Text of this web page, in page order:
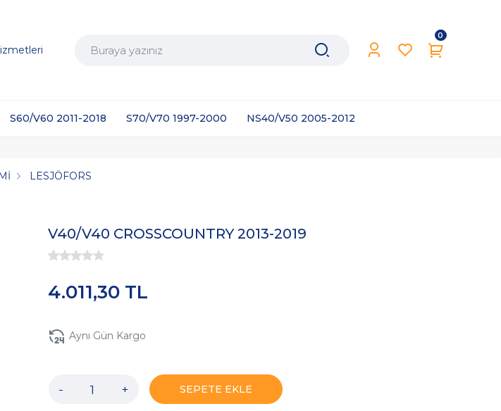
0
S60/V60 2011-2018 S70/V70 1997-2000 NS40/V50 2005-2012
LESJÖFORS
V40/V40 CROSSCOUNTRY 2013-2019
4.011,30 TL
Aynı Gün Kargo
- + SEPETE EKLE